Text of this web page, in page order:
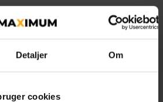
Detaljer Om
cookies